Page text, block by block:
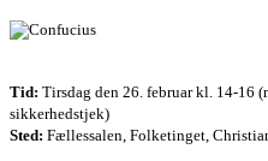
Tid: Tirsdag den 26. februar kl. 14-16
sikkerhedstjek)
Sted: Fællessalen, Folketinget,